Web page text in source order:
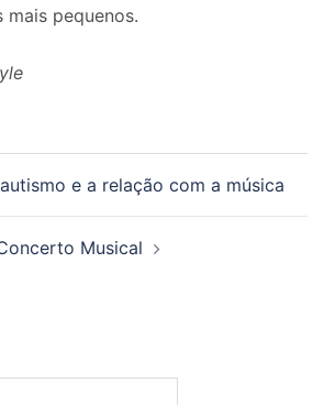
mais pequenos.
e a relação com a música
Musical